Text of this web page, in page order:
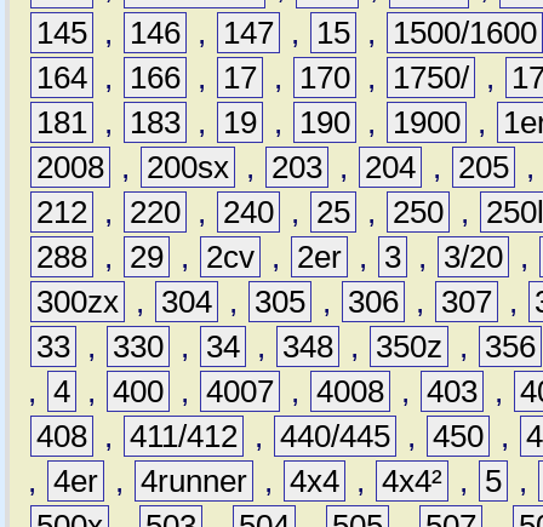
145 , 146 , 147 , 15 ,
1500/1600
164 , 166 , 17 , 170 , 1750/ ,
181 , 183 , 19 , 190 , 1900 ,
2008 , 200sx , 203 , 204 , 205 ,
212 , 220 , 240 , 25 , 250 ,
288 , 29 , 2cv , 2er , 3 , 3/20 ,
300zx , 304 , 305 , 306 , 307 ,
33 , 330 , 34 , 348 , 350z ,
356
, 4 , 400 , 4007 , 4008 , 403 ,
408 , 411/412 , 440/445 , 450 ,
, 4er , 4runner , 4x4 , 4x4² , 5 ,